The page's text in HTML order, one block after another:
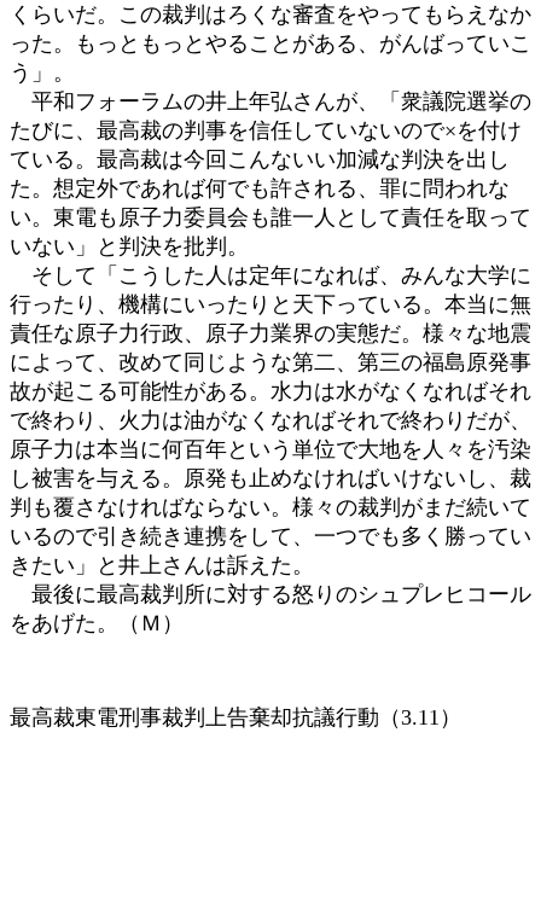
くらいだ。この裁判はろくな審査をやってもらえなか
った。もっともっとやることがある、がんばっていこ
う」。
平和フォーラムの井上年弘さんが、「衆議院選挙の
たびに、最高裁の判事を信任していないので×を付け
ている。最高裁は今回こんないい加減な判決を出し
た。想定外であれば何でも許される、罪に問われな
い。東電も原子力委員会も誰一人として責任を取って
いない」と判決を批判。
そして「こうした人は定年になれば、みんな大学に
行ったり、機構にいったりと天下っている。本当に無
責任な原子力行政、原子力業界の実態だ。様々な地震
によって、改めて同じような第二、第三の福島原発事
故が起こる可能性がある。水力は水がなくなればそれ
で終わり、火力は油がなくなればそれで終わりだが、
原子力は本当に何百年という単位で大地を人々を汚染
し被害を与える。原発も止めなければいけないし、裁
判も覆さなければならない。様々の裁判がまだ続いて
いるので引き続き連携をして、一つでも多く勝ってい
きたい」と井上さんは訴えた。
最後に最高裁判所に対する怒りのシュプレヒコール
をあげた。（Ｍ）
最高裁東電刑事裁判上告棄却抗議行動（3.11）